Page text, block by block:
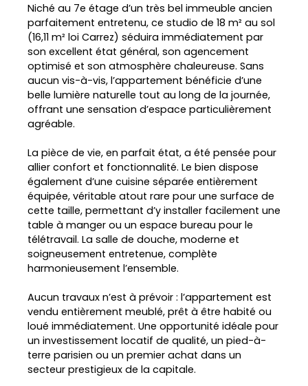
Niché au 7e étage d’un très bel immeuble ancien
parfaitement entretenu, ce studio de 18 m² au sol
(16,11 m² loi Carrez) séduira immédiatement par
son excellent état général, son agencement
optimisé et son atmosphère chaleureuse. Sans
aucun vis-à-vis, l’appartement bénéficie d’une
belle lumière naturelle tout au long de la journée,
offrant une sensation d’espace particulièrement
agréable.
La pièce de vie, en parfait état, a été pensée pour
allier confort et fonctionnalité. Le bien dispose
également d’une cuisine séparée entièrement
équipée, véritable atout rare pour une surface de
cette taille, permettant d’y installer facilement une
table à manger ou un espace bureau pour le
télétravail. La salle de douche, moderne et
soigneusement entretenue, complète
harmonieusement l’ensemble.
Aucun travaux n’est à prévoir : l’appartement est
vendu entièrement meublé, prêt à être habité ou
loué immédiatement. Une opportunité idéale pour
un investissement locatif de qualité, un pied-à-
terre parisien ou un premier achat dans un
secteur prestigieux de la capitale.